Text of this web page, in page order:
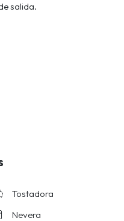
salida.
Tostadora
Nevera